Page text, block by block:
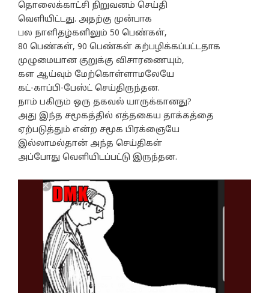
தொலைக்காட்சி நிறுவனம் செய்தி
வெளியிட்டது. அதற்கு முன்பாக
பல நாளிதழ்களிலும் 50 பெண்கள்,
80 பெண்கள், 90 பெண்கள் கற்பழிக்கப்பட்டதாக
முழுமையான குறுக்கு விசாரணையும்,
கள ஆய்வும் மேற்கொள்ளாமலேயே
கட்-காப்பி-பேஸ்ட் செய்திருந்தன.
நாம் பகிரும் ஒரு தகவல் யாருக்கானது?
அது இந்த சமூகத்தில் எத்தகைய தாக்கத்தை
ஏற்படுத்தும் என்ற சமூக பிரக்ஞையே
இல்லாமல்தான் அந்த செய்திகள்
அப்போது வெளியிடப்பட்டு இருந்தன.